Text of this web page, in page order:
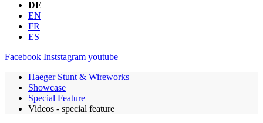
DE
EN
FR
ES
Facebook Inststagram youtube
Haeger Stunt & Wireworks
Showcase
Special Feature
Videos - special feature